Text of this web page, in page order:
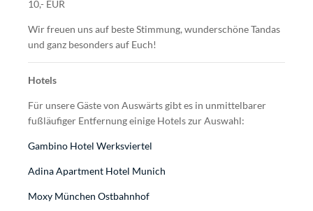
10,- EUR
Wir freuen uns auf beste Stimmung, wunderschöne Tandas
und ganz besonders auf Euch!
Hotels
Für unsere Gäste von Auswärts gibt es in unmittelbarer
fußläufiger Entfernung einige Hotels zur Auswahl:
Gambino Hotel Werksviertel
Adina Apartment Hotel Munich
Moxy München Ostbahnhof